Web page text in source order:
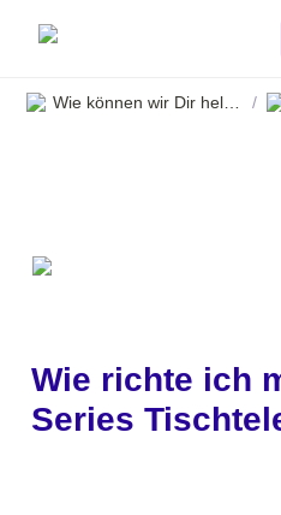
/
Wie richte ich
Series